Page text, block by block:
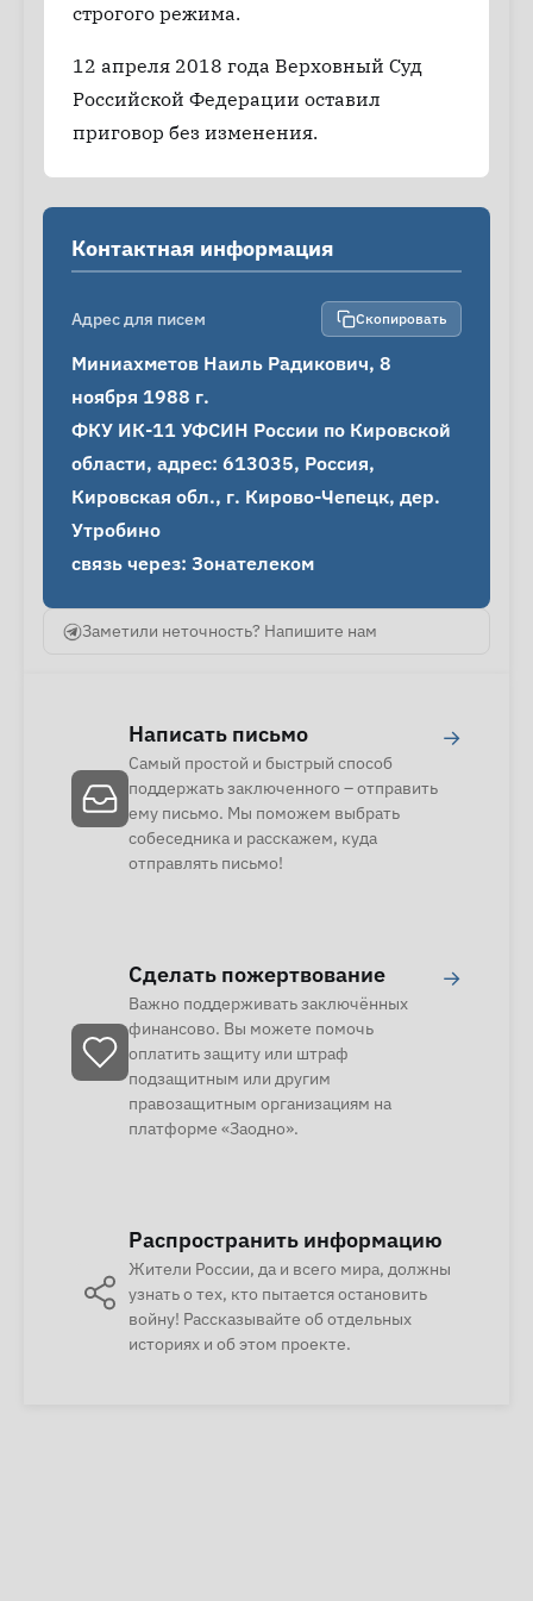
строгого режима.
12 апреля 2018 года Верховный Суд
Российской Федерации оставил
приговор без изменения.
Контактная информация
Адрес для писем Скопировать
Миниахметов Наиль Радикович, 8
ноября 1988 г.
ФКУ ИК-11 УФСИН России по Кировской
области, адрес: 613035, Россия,
Кировская обл., г. Кирово-Чепецк, дер.
Утробино
связь через: Зонателеком
Заметили неточность? Напишите нам
Написать письмо
Самый простой и быстрый способ
поддержать заключенного – отправить
ему письмо. Мы поможем выбрать
собеседника и расскажем, куда
отправлять письмо!
→
Сделать пожертвование
Важно поддерживать заключённых
финансово. Вы можете помочь
оплатить защиту или штраф
подзащитным или другим
правозащитным организациям на
платформе «Заодно».
→
Распространить информацию
Жители России, да и всего мира, должны
узнать о тех, кто пытается остановить
войну! Рассказывайте об отдельных
историях и об этом проекте.